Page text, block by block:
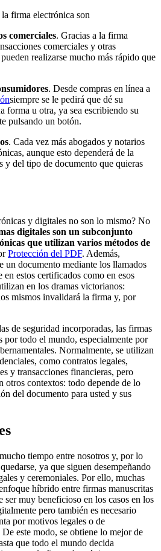
firma electrónica son
comerciales. Gracias a la firma
comerciales y otras
realizarse mucho más rápido que
. Desde compras en línea a
siempre se le pedirá que dé su
forma u otra, ya sea escribiendo su
pulsando un botón.
. Cada vez más abogados y notarios
aunque esto dependerá de la
y del tipo de documento que quieras
y digitales no son lo mismo? No
digitales son un subconjunto
que utilizan varios métodos de
Protección del PDF. Además,
un documento mediante los llamados
estos certificados como en esos
en los dramas victorianos:
mismos invalidará la firma y, por
de seguridad incorporadas, las firmas
por todo el mundo, especialmente por
Normalmente, se utilizan
como contratos legales,
y transacciones financieras, pero
otros contextos: todo depende de lo
del documento para usted y sus
tiempo entre nosotros y, por lo
ya que siguen desempeñando
y ceremoniales. Por ello, muchas
híbrido entre firmas manuscritas
ser muy beneficioso en los casos en los
pero también es necesario
por motivos legales o de
este modo, se obtiene lo mejor de
que todo el mundo decida